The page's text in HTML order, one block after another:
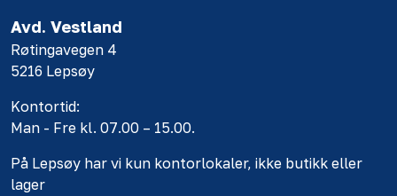
Avd. Vestland
Røtingavegen 4
5216 Lepsøy
Kontortid:
Man - Fre kl. 07.00 – 15.00.
På Lepsøy har vi kun kontorlokaler, ikke butikk eller
lager